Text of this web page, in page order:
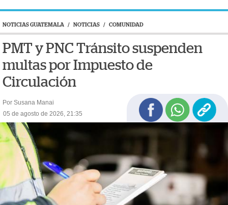
NOTICIAS GUATEMALA / NOTICIAS / COMUNIDAD
PMT y PNC Tránsito suspenden
multas por Impuesto de
Circulación
Por Susana Manai
05 de agosto de 2026, 21:35